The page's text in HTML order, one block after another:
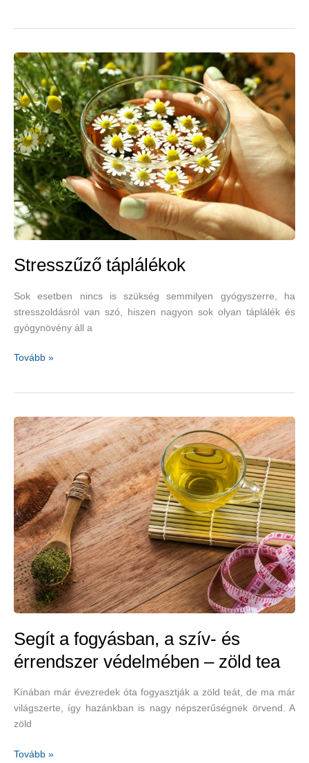
hátrányok
Stresszűző táplálékok
Sok esetben nincs is szükség semmilyen gyógyszerre, ha
stresszoldásról van szó, hiszen nagyon sok olyan táplálék és
gyógynövény áll a
Stresszűző
Tovább »
Segít a fogyásban, a szív- és
érrendszer védelmében – zöld tea
Kínában már évezredek óta fogyasztják a zöld teát, de ma már
világszerte, így hazánkban is nagy népszerűségnek örvend. A
zöld
Segít
Tovább »